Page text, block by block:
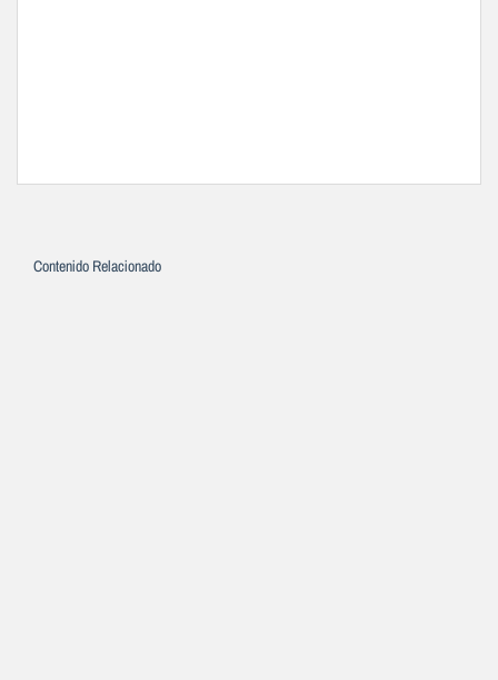
Contenido Relacionado